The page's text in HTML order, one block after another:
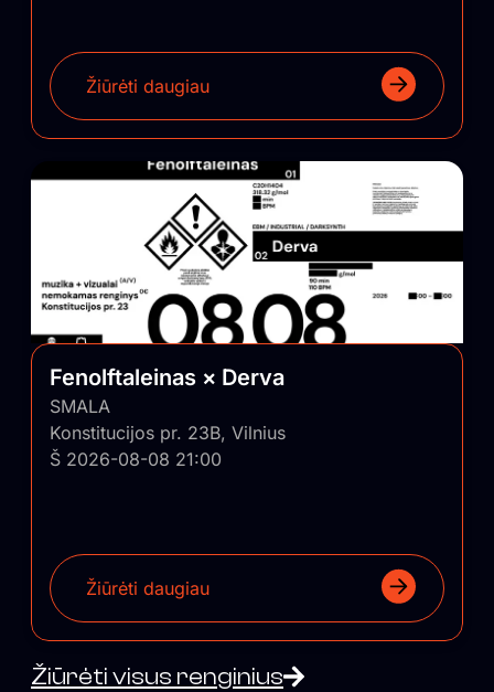
Žiūrėti daugiau
Fenolftaleinas × Derva
SMALA
Konstitucijos pr. 23B, Vilnius
Š 2026-08-08 21:00
Žiūrėti daugiau
Žiūrėti visus renginius